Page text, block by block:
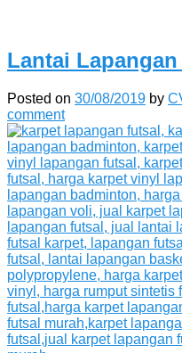
Lantai
Posted on 30/08/2019 by
comment